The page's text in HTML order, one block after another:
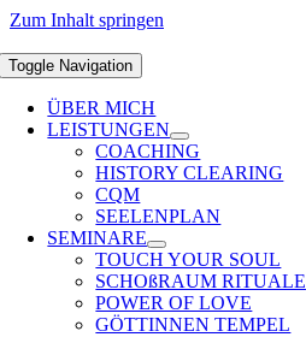
Zum Inhalt springen
Toggle Navigation
ÜBER MICH
LEISTUNGEN
COACHING
HISTORY CLEARING
CQM
SEELENPLAN
SEMINARE
TOUCH YOUR SOUL
SCHOßRAUM RITUALE
POWER OF LOVE
GÖTTINNEN TEMPEL